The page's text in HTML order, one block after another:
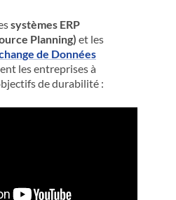
systèmes ERP
Planning) et les
de Données
les entreprises à
de durabilité :